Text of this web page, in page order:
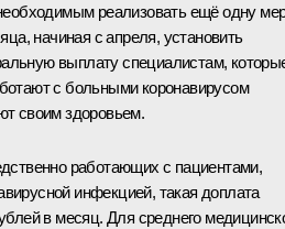
реализовать ещё одну
начиная с апреля, установить
выплату специалистам,
с больными коронавирусом
своим здоровьем.
работающих с пациентами,
инфекцией, такая доплата
в месяц. Для среднего